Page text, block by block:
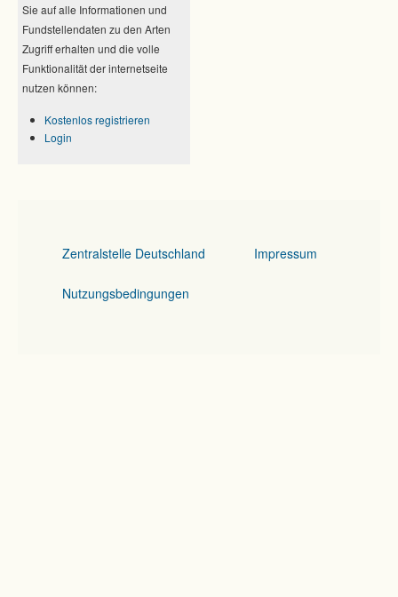
Sie auf alle Informationen und
Fundstellendaten zu den Arten
Zugriff erhalten und die volle
Funktionalität der internetseite
nutzen können:
Kostenlos registrieren
Login
Zentralstelle Deutschland Impressum
Nutzungsbedingungen